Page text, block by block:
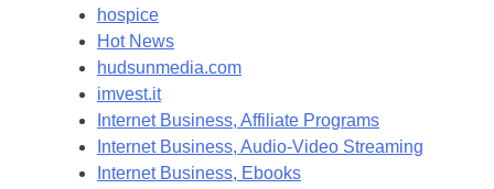
hospice
Hot News
hudsunmedia.com
imvest.it
Internet Business, Affiliate Programs
Internet Business, Audio-Video Streaming
Internet Business, Ebooks